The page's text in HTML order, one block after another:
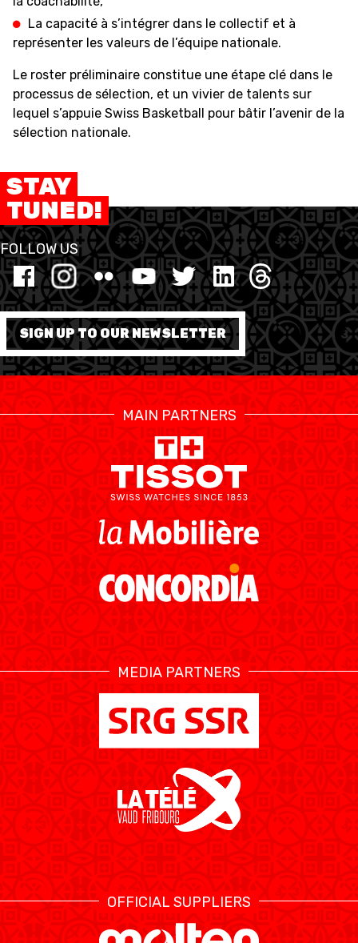
La capacité à s’intégrer dans le collectif et à
représenter les valeurs de l’équipe nationale.
Le roster préliminaire constitue une étape clé dans le
processus de sélection, et un vivier de talents sur
lequel s’appuie Swiss Basketball pour bâtir l’avenir de la
sélection nationale.
STAY
TUNED!
FOLLOW US
SIGN UP TO OUR NEWSLETTER
MAIN PARTNERS
MEDIA PARTNERS
OFFICIAL SUPPLIERS